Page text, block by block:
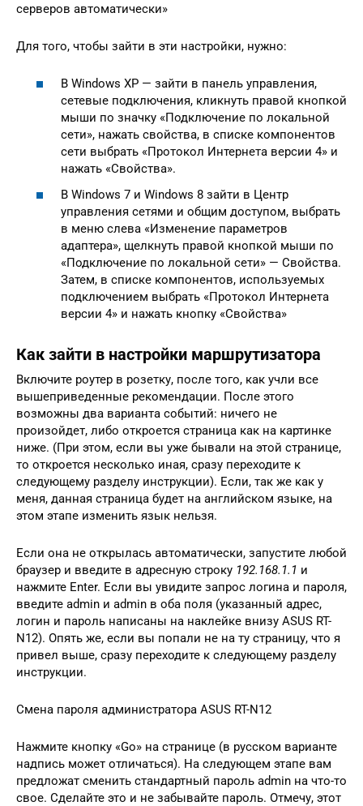
серверов автоматически»
Для того, чтобы зайти в эти настройки, нужно:
В Windows XP — зайти в панель управления,
сетевые подключения, кликнуть правой кнопкой
мыши по значку «Подключение по локальной
сети», нажать свойства, в списке компонентов
сети выбрать «Протокол Интернета версии 4» и
нажать «Свойства».
В Windows 7 и Windows 8 зайти в Центр
управления сетями и общим доступом, выбрать
в меню слева «Изменение параметров
адаптера», щелкнуть правой кнопкой мыши по
«Подключение по локальной сети» — Свойства.
Затем, в списке компонентов, используемых
подключением выбрать «Протокол Интернета
версии 4» и нажать кнопку «Свойства»
Как зайти в настройки маршрутизатора
Включите роутер в розетку, после того, как учли все
вышеприведенные рекомендации. После этого
возможны два варианта событий: ничего не
произойдет, либо откроется страница как на картинке
ниже. (При этом, если вы уже бывали на этой странице,
то откроется несколько иная, сразу переходите к
следующему разделу инструкции). Если, так же как у
меня, данная страница будет на английском языке, на
этом этапе изменить язык нельзя.
Если она не открылась автоматически, запустите любой
браузер и введите в адресную строку 192.168.1.1 и
нажмите Enter. Если вы увидите запрос логина и пароля,
введите admin и admin в оба поля (указанный адрес,
логин и пароль написаны на наклейке внизу ASUS RT-
N12). Опять же, если вы попали не на ту страницу, что я
привел выше, сразу переходите к следующему разделу
инструкции.
Смена пароля администратора ASUS RT-N12
Нажмите кнопку «Go» на странице (в русском варианте
надпись может отличаться). На следующем этапе вам
предложат сменить стандартный пароль admin на что-то
свое. Сделайте это и не забывайте пароль. Отмечу, этот